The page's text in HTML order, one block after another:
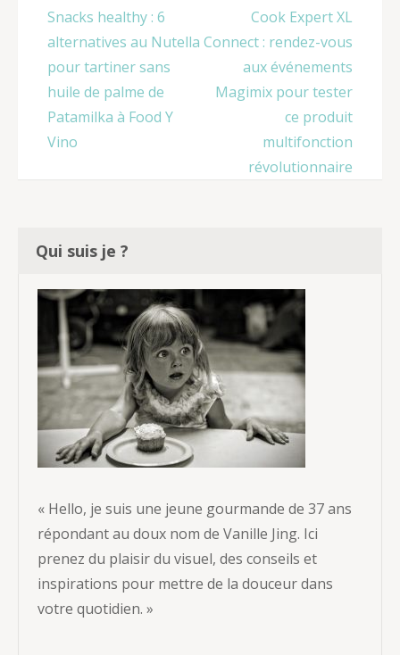
entreprise
Navigation
de
l’article
Snacks healthy : 6
alternatives au Nutella
pour tartiner sans
huile de palme de
Patamilka à Food Y
Vino
Cook Expert XL
Connect : rendez-vous
aux événements
Magimix pour tester
ce produit
multifonction
révolutionnaire
Qui suis je ?
« Hello, je suis une jeune gourmande de 37 ans
répondant au doux nom de Vanille Jing. Ici
prenez du plaisir du visuel, des conseils et
inspirations pour mettre de la douceur dans
votre quotidien. »